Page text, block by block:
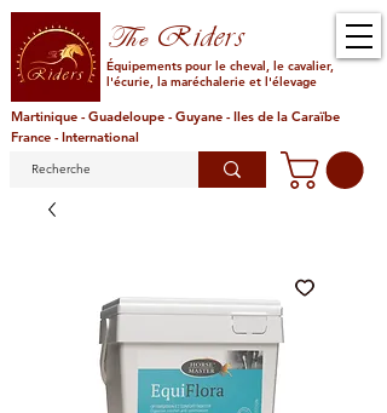
TheRiders
Équipements pour le cheval, le cavalier,
l'écurie, la maréchalerie et l'élevage
Martinique - Guadeloupe - Guyane - Iles de la Caraïbe
France - International